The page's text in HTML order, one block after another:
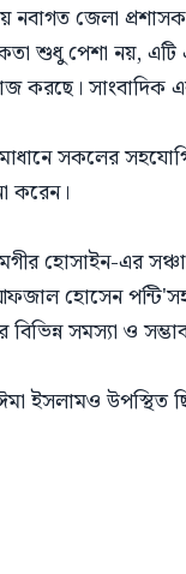
জেলা
শুধু পেশা নয়, এটি
করছে।
সকলের
করেন।
হোসাইন-এর
হোসেন পন্টি'সহ
সমস্যা ও
ইসলামও উপস্থিত